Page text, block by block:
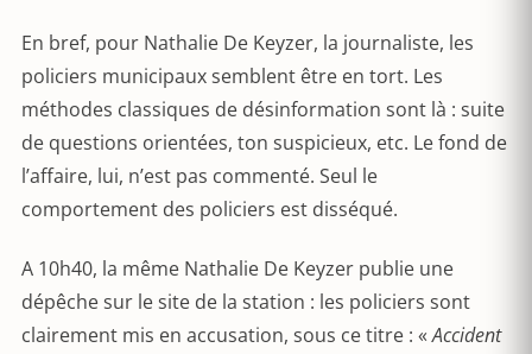
En bref, pour Nathalie De Keyzer, la journaliste, les
policiers municipaux semblent être en tort. Les
méthodes classiques de désinformation sont là : suite
de questions orientées, ton suspicieux, etc. Le fond de
l’affaire, lui, n’est pas commenté. Seul le
comportement des policiers est disséqué.
A 10h40, la même Nathalie De Keyzer publie une
dépêche sur le site de la station : les policiers sont
clairement mis en accusation, sous ce titre : «Accident